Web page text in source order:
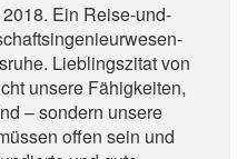
Ein Reise-und-
Lieblingszitat von
unsere Fähigkeiten,
– sondern unsere
offen sein und